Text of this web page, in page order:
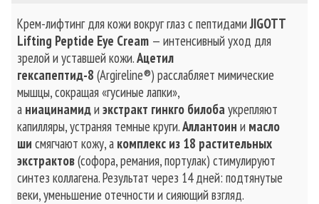
Крем-лифтинг для кожи вокруг глаз с пептидамиJIGOTT
Lifting Peptide Eye Cream — интенсивный уход для
зрелой и уставшей кожи.Ацетил
гексапептид-8 (Argireline®) расслабляет мимические
мышцы, сокращая «гусиные лапки»,
а ниацинамиди экстракт гинкго билобаукрепляют
капилляры, устраняя темные круги.Аллантоин и масло
ши смягчают кожу, а комплекс из 18 растительных
экстрактов(софора, ремания, портулак) стимулируют
синтез коллагена. Результат через 14 дней: подтянутые
веки, уменьшение отечности и сияющий взгляд.